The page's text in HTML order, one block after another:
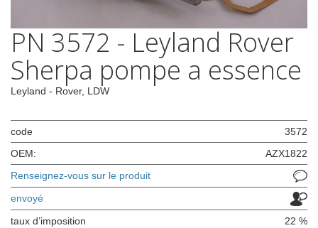
PN 3572 - Leyland Rover
Sherpa pompe a essence
Leyland - Rover, LDW
code
3572
OEM:
AZX1822
Renseignez-vous sur le produit
envoyé
taux d’imposition 22 %